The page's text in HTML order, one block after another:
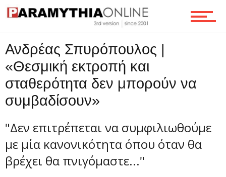
Ανδρέας Σπυρόπουλος |
«Θεσμική εκτροπή και
σταθερότητα δεν μπορούν να
συμβαδίσουν»
"Δεν επιτρέπεται να συμφιλιωθούμε
με μία κανονικότητα όπου όταν θα
βρέχει θα πνιγόμαστε..."